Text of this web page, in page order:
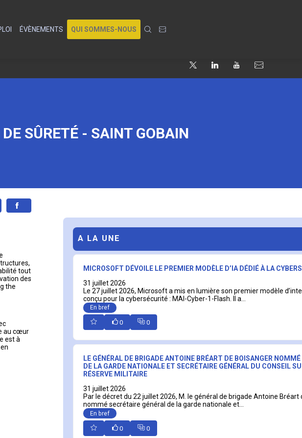
ÉVÈNEMENTS QUI SOMMES-NOUS
SÛRETÉ - SAINT GOBAIN
tout
des
the
au cœur
est à
A LA UNE
MICROSOFT DÉVOILE LE PREMIER MODÈLE D’IA DÉDIÉ À LA
31 juillet 2026
Le 27 juillet 2026, Microsoft a mis en lumière son premier modèle
conçu pour la cybersécurité : MAI-Cyber-1-Flash. Il a...
En bref
0 0
LE GÉNÉRAL DE BRIGADE ANTOINE BRÉART DE BOISANGER
DE LA GARDE NATIONALE ET SECRÉTAIRE GÉNÉRAL DU CONSEIL
RÉSERVE MILITAIRE
31 juillet 2026
Par le décret du 22 juillet 2026, M. le général de brigade Antoine Bréart
nommé secrétaire général de la garde nationale et...
En bref
0 0